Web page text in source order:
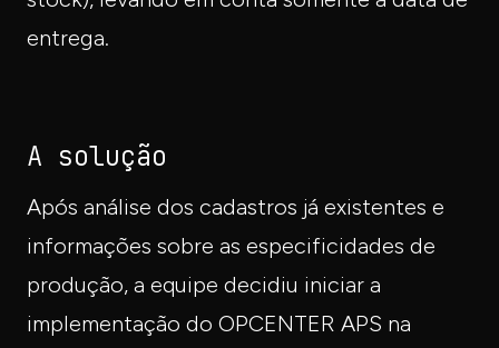
entrega.
A solução
Após análise dos cadastros já existentes e
informações sobre as especificidades de
produção, a equipe decidiu iniciar a
implementação do OPCENTER APS na